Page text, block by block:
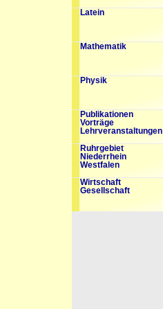
Latein
Mathematik
Physik
Publikationen
Vorträge
Lehrveranstaltungen
Ruhrgebiet
Niederrhein
Westfalen
Wirtschaft
Gesellschaft